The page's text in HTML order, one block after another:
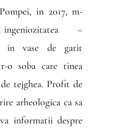
in 2017, m-
–
in vase de gatit
o soba care tinea
tejghea. Profit de
arheologica ca sa
informatii despre